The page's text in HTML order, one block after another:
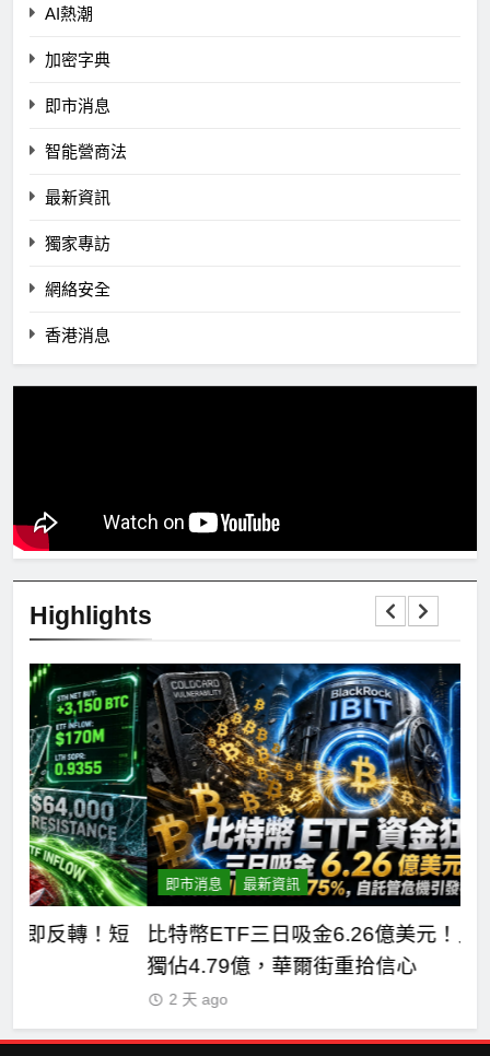
AI熱潮
加密字典
即市消息
智能營商法
最新資訊
獨家專訪
網絡安全
香港消息
Highlights
即市消息 最新資訊
比特幣ETF三日吸金6.26億美元！貝萊德IBIT
獨佔4.79億，華爾街重拾信心